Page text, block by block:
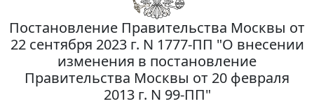
Постановление Правительства Москвы от
22 сентября 2023 г. N 1777-ПП "О внесении
изменения в постановление
Правительства Москвы от 20 февраля
2013 г. N 99-ПП"